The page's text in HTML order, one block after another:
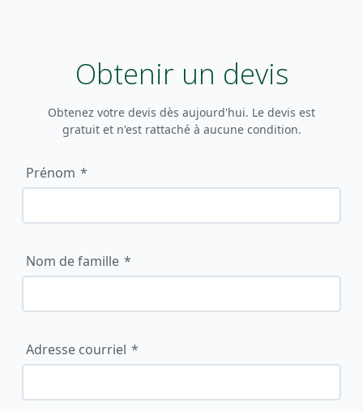
Obtenir un devis
Obtenez votre devis dès aujourd'hui. Le devis est
gratuit et n'est rattaché à aucune condition.
Prénom
Nom de famille
Adresse courriel